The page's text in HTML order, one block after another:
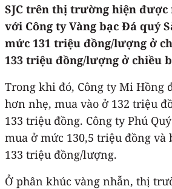
SJC trên thị trường hiện được
với Công ty Vàng bạc Đá quý
mức 131 triệu đồng/lượng ở
133 triệu đồng/lượng ở chiều
Trong khi đó, Công ty Mi Hồng
hơn nhẹ, mua vào ở 132 triệu
133 triệu đồng. Công ty Phú
mua ở mức 130,5 triệu đồng và
133 triệu đồng/lượng.
Ở phân khúc vàng nhẫn, thị